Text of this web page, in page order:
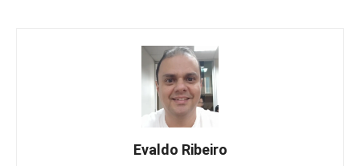
Evaldo Ribeiro